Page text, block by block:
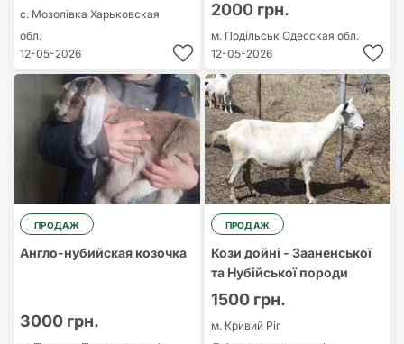
с. Мозолівка Харьковская
обл.
12-05-2026
2000 грн.
м. Подільськ Одесская обл.
12-05-2026
ПРОДАЖ
Англо-нубийская козочка
3000 грн.
ПРОДАЖ
Кози дойні - Зааненської
та Нубійської породи
1500 грн.
м. Кривий Ріг